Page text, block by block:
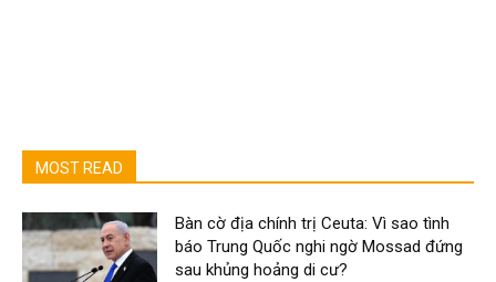
MOST READ
Bàn cờ địa chính trị Ceuta: Vì sao tình
báo Trung Quốc nghi ngờ Mossad đứng
sau khủng hoảng di cư?